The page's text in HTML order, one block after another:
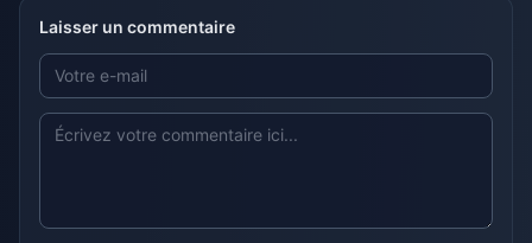
Laisser un commentaire